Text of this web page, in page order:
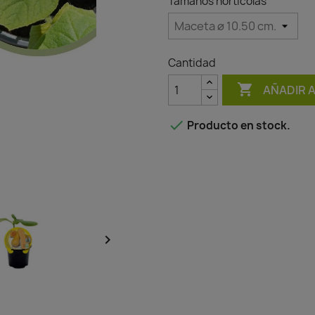

Cantidad
 AÑADIR
 Producto en stock.